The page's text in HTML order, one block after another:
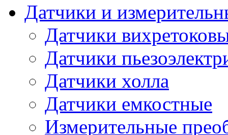
Датчики и
Датчики
Датчики
Датчики холла
Датчики емкостные
Измерительные